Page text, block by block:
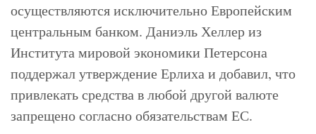
осуществляются исключительно Европейским
центральным банком. Даниэль Хеллер из
Института мировой экономики Петерсона
поддержал утверждение Ерлиха и добавил, что
привлекать средства в любой другой валюте
запрещено согласно обязательствам ЕС.